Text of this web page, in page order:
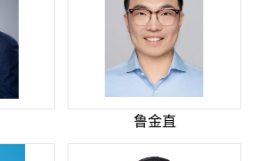
鲁金直